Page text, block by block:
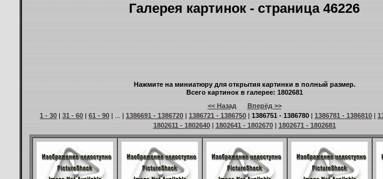
Галерея картинок - страница 46226
Нажмите на миниатюру для открытия картинки в полный размер.
Всего картинок в галерее: 1802681
<< Назад
Вперёд >>
1 - 30 | 31 - 60 | 61 - 90 | ... | 1386691 - 1386720 | 1386721 - 1386750 | 1386751 - 1386780 | 1386781 - 1386810 |
1802611 - 1802640| 1802641 - 1802670| 1802671 - 1802681